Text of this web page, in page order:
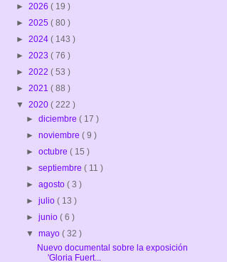
► 2026 ( 19 )
► 2025 ( 80 )
► 2024 ( 143 )
► 2023 ( 76 )
► 2022 ( 53 )
► 2021 ( 88 )
▼ 2020 ( 222 )
►diciembre( 17 )
►noviembre( 9 )
►octubre( 15 )
►septiembre( 11 )
►agosto( 3 )
►julio( 13 )
►junio( 6 )
▼mayo( 32 )
Nuevo documental sobre la exposición
'Gloria Fuert...